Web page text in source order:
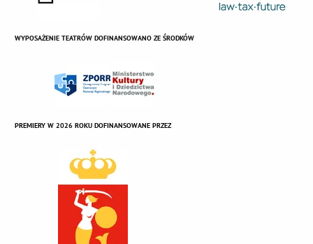
WYPOSAŻENIE TEATRÓW DOFINANSOWANO ZE ŚRODKÓW
PREMIERY W 2026 ROKU DOFINANSOWANE PRZEZ